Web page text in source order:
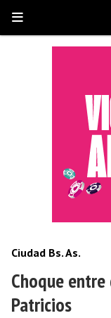
Choque
Patricios
Ciudad Bs. As.